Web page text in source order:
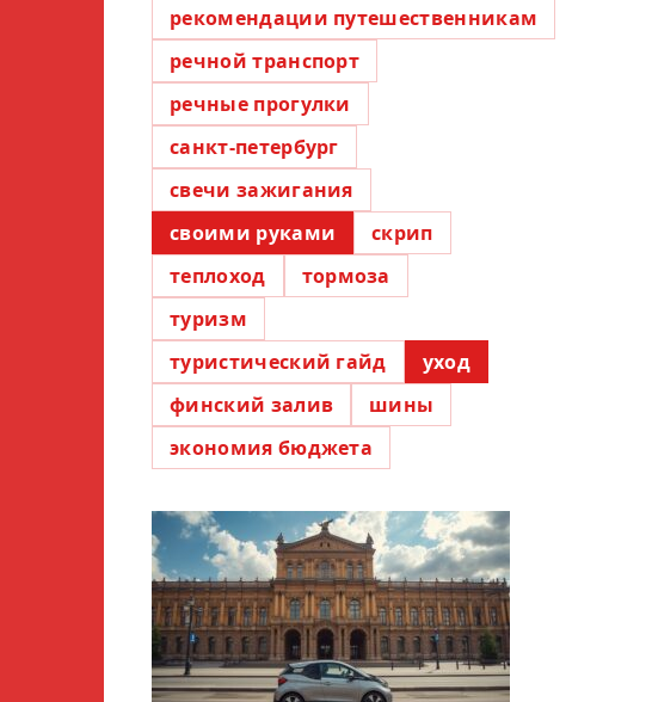
рекомендации путешественникам
речной транспорт
речные прогулки
санкт-петербург
свечи зажигания
своими руками
скрип
теплоход
тормоза
туризм
туристический гайд
уход
финский залив
шины
экономия бюджета